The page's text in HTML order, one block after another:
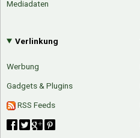
Mediadaten
Verlinkung
Werbung
Gadgets & Plugins
RSS Feeds